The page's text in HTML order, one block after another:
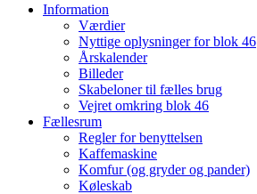
Information
Værdier
Nyttige oplysninger for blok 46
Årskalender
Billeder
Skabeloner til fælles brug
Vejret omkring blok 46
Fællesrum
Regler for benyttelsen
Kaffemaskine
Komfur (og gryder og pander)
Køleskab